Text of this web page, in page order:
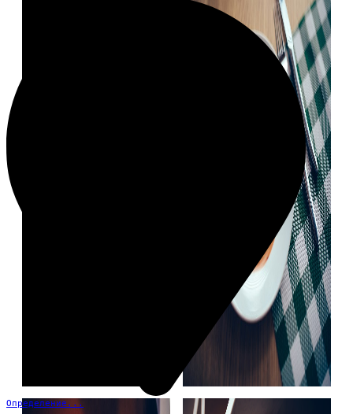
Определение...